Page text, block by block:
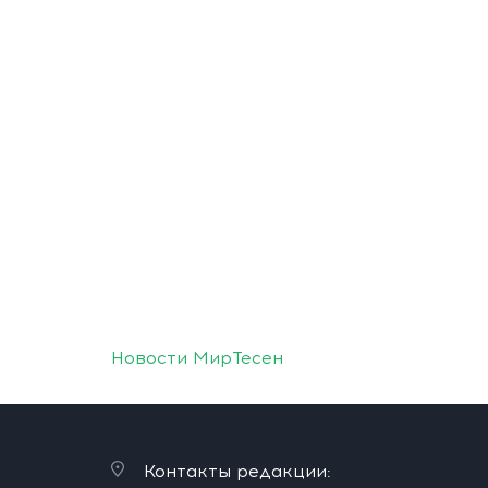
Новости МирТесен
Контакты редакции: